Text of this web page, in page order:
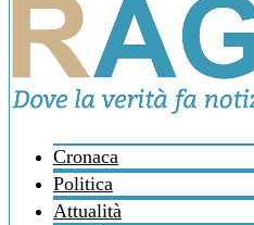
Cronaca
Politica
Attualità